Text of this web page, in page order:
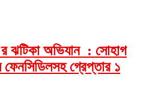
ঝটিকা অভিযান : সোহাগ
গ্রেপ্তার ১